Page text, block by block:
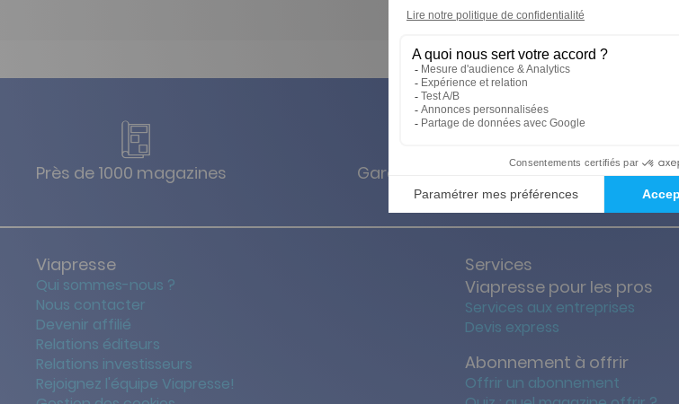
Près de 1000 magazines Garanties des prix les + bas
Viapresse
Qui sommes-nous ?
Nous contacter
Devenir affilié
Relations éditeurs
Relations investisseurs
Rejoignez l'équipe Viapresse!
Services
Viapresse pour les pros
Services aux entreprises
Devis express
Abonnement à offrir
Offrir un abonnement